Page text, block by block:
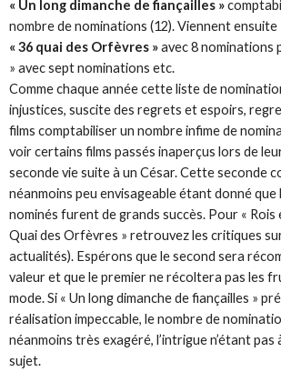
« Un long dimanche de fiançailles »
nombre de nominations (12). Viennent ensuite
« 36 quai des Orfèvres »avec 8 nominations
» avec sept nominations etc.
Comme chaque année cette liste de
injustices, suscite des regrets et espoirs,
films comptabiliser un nombre infime de
voir certains films passés inaperçus lors de
seconde vie suite à un César. Cette seconde
néanmoins peu envisageable étant donné que
nominés furent de grands succès. Pour « Rois
Quai des Orfèvres » retrouvez les critiques
actualités). Espérons que le second sera
valeur et que le premier ne récoltera pas les
mode. Si « Un long dimanche de fiançailles »
réalisation impeccable, le nombre de
néanmoins très exagéré, l’intrigue n’étant pas
sujet.